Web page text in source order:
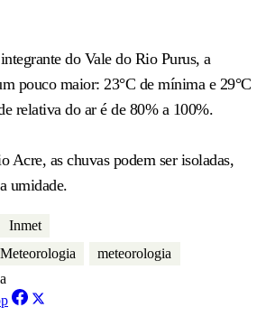
do Vale do Rio Purus, a
pouco maior: 23°C de mínima e 29°C
relativa do ar é de 80% a 100%.
Acre, as chuvas podem ser isoladas,
umidade.
Inmet
meteorologia